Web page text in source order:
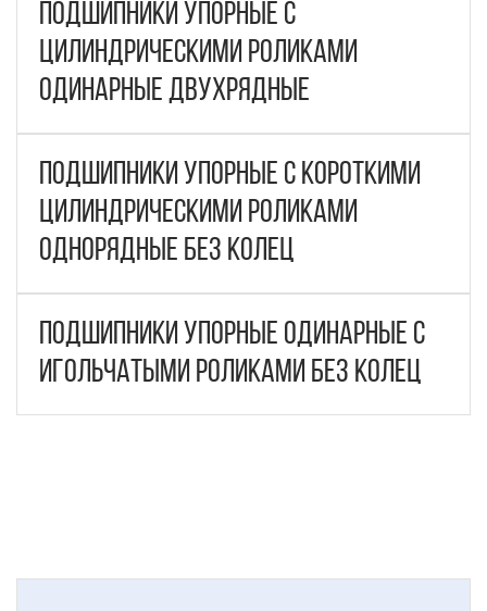
Подшипники упорные с
цилиндрическими роликами
одинарные двухрядные
Подшипники упорные с короткими
цилиндрическими роликами
однорядные без колец
Подшипники упорные одинарные с
игольчатыми роликами без колец